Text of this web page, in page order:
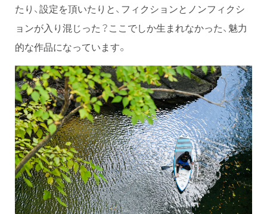
たり、設定を頂いたりと、フィクションとノンフィクシ
ョンが入り混じった？ここでしか生まれなかった、魅力
的な作品になっています。